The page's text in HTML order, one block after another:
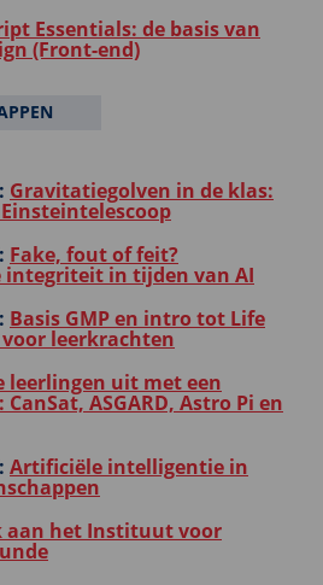
Essentials: de basis van
(Front-end)
Gravitatiegolven in de klas:
Fake, fout of feit?
integriteit in tijden van AI
Basis GMP en intro tot Life
leerkrachten
leerlingen uit met een
ASGARD, Astro Pi en
Artificiële intelligentie in
aan het Instituut voor